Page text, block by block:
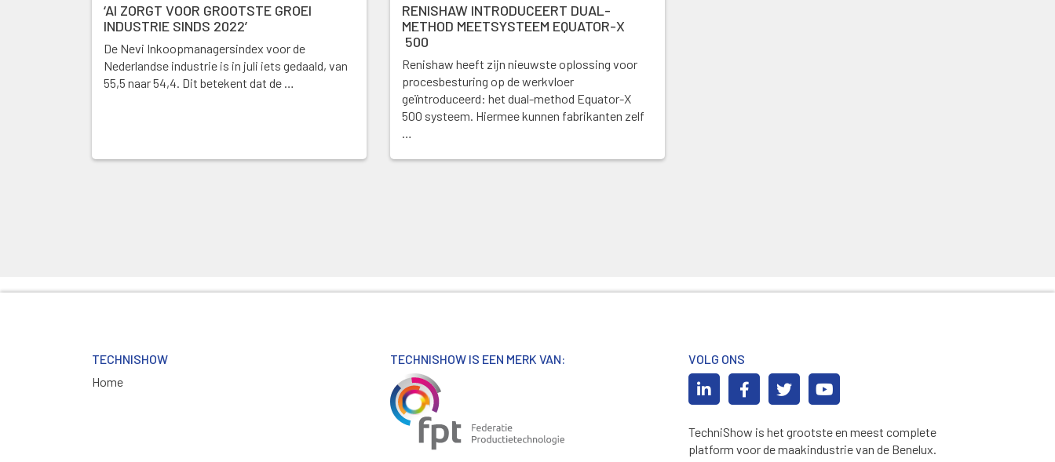
‘AI ZORGT VOOR GROOTSTE GROEI
INDUSTRIE SINDS 2022’
De Nevi Inkoopmanagersindex voor de
Nederlandse industrie is in juli iets gedaald, van
55,5 naar 54,4. Dit betekent dat de …
RENISHAW INTRODUCEERT DUAL-
METHOD MEETSYSTEEM EQUATOR-X
500
Renishaw heeft zijn nieuwste oplossing voor
procesbesturing op de werkvloer
geïntroduceerd: het dual-method Equator-X
500 systeem. Hiermee kunnen fabrikanten zelf
…
TECHNISHOW
Home
TECHNISHOW IS EEN MERK VAN: VOLG ONS
TechniShow is het grootste en meest complete
platform voor de maakindustrie van de Benelux.